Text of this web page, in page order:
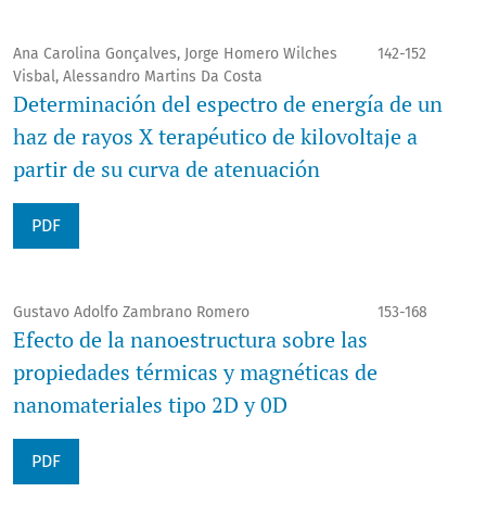
Ana Carolina Gonçalves, Jorge Homero Wilches
Visbal, Alessandro Martins Da Costa
142-152
Determinación del espectro de energía de un
haz de rayos X terapéutico de kilovoltaje a
partir de su curva de atenuación
PDF
Gustavo Adolfo Zambrano Romero 153-168
Efecto de la nanoestructura sobre las
propiedades térmicas y magnéticas de
nanomateriales tipo 2D y 0D
PDF